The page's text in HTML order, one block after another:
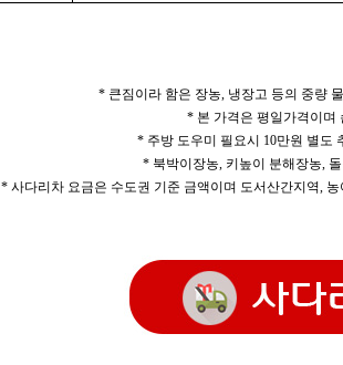
* 큰짐이라 함은 장농, 냉장고 등의 중량
* 본 가격은 평일가격이며
* 주방 도우미 필요시 10만원 별도
* 북박이장농, 키높이 분해장농,
* 사다리차 요금은 수도권 기준 금액이며 도서산간지역,